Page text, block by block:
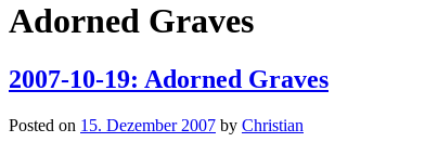
Adorned Graves
2007-10-19: Adorned Graves
Posted on 15. Dezember 2007 by Christian